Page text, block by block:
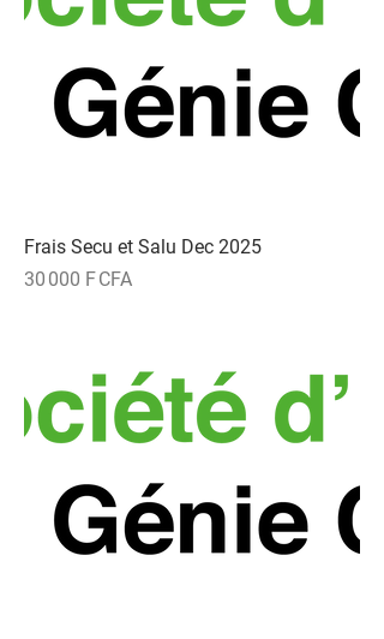
Frais Secu et Salu Dec 2025
Prix
30 000 F CFA